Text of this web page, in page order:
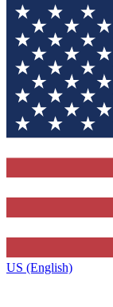
US (English)